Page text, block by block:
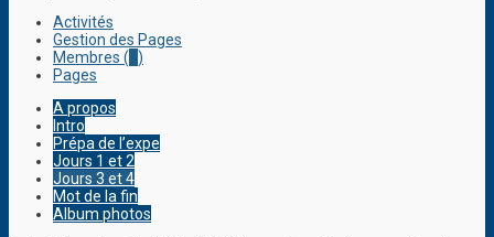
Activités
Gestion des Pages
Membres ( )
Pages
A propos
Intro
Prépa de l’expe
Jours 1 et 2
Jours 3 et 4
Mot de la fin
Album photos